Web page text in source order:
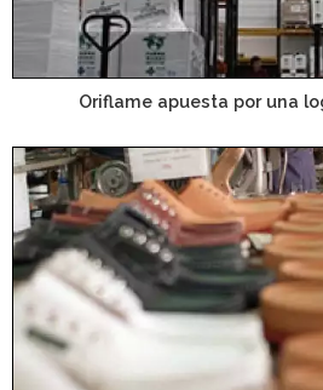
Oriflame apuesta por una